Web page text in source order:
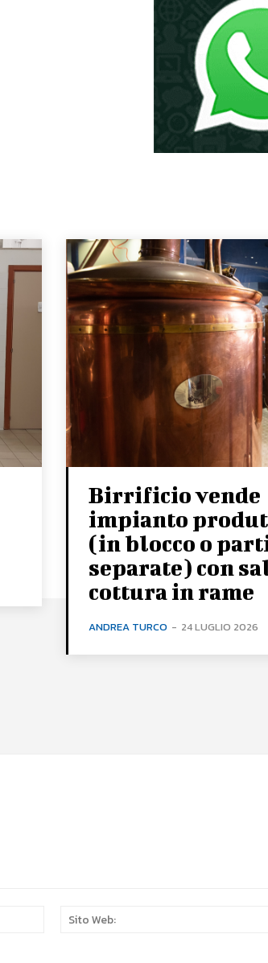
Birrificio vende
impianto
(in blocco o
separate) con
cottura in rame
ANDREA TURCO - 24 LUGLIO 2026
Email:*